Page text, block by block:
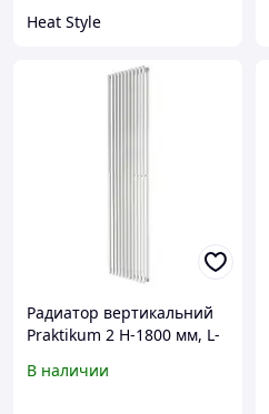
Heat Style
Радиатор вертикальний
Praktikum 2 H-1800 мм, L-
нижним подключением
В наличии